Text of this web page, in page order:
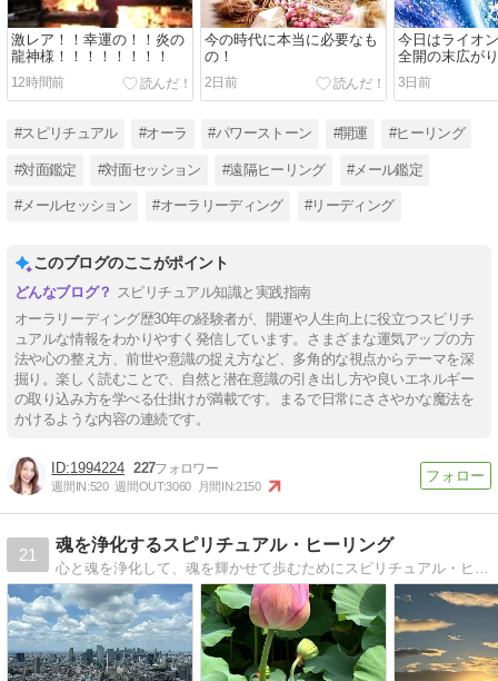
激レア！！幸運の！！炎の
龍神様！！！！！！！！
12時間前
今の時代に本当に必要なも
の！
2日前
今日はライオ
全開の末広が
し方は！さら
日！！！！！
3日前
#スピリチュアル #オーラ #パワーストーン #開運 #ヒーリング
#対面鑑定 #対面セッション #遠隔ヒーリング #メール鑑定
#メールセッション #オーラリーディング #リーディング
このブログのここがポイント
スピリチュアル知識と実践指南
オーラリーディング歴30年の経験者が、開運や人生向上に役立つスピリチ
ュアルな情報をわかりやすく発信しています。さまざまな運気アップの方
法や心の整え方、前世や意識の捉え方など、多角的な視点からテーマを深
掘り。楽しく読むことで、自然と潜在意識の引き出し方や良いエネルギー
の取り込み方を学べる仕掛けが満載です。まるで日常にささやかな魔法を
かけるような内容の連続です。
1994224 227
週間IN:520 週間OUT:3060 月間IN:2150
21
魂を浄化するスピリチュアル・ヒーリング
心と魂を浄化して、魂を輝かせて歩むためにスピリチュアル・ヒーラーが不安も悩みもない人生のコツをあなたにお届けします